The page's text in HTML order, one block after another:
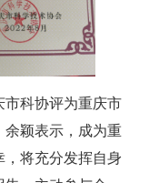
市科协评为重庆市
余颖表示，成为重
，将充分发挥自身